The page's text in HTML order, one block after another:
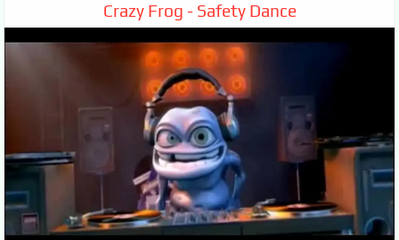
Crazy Frog - Safety Dance